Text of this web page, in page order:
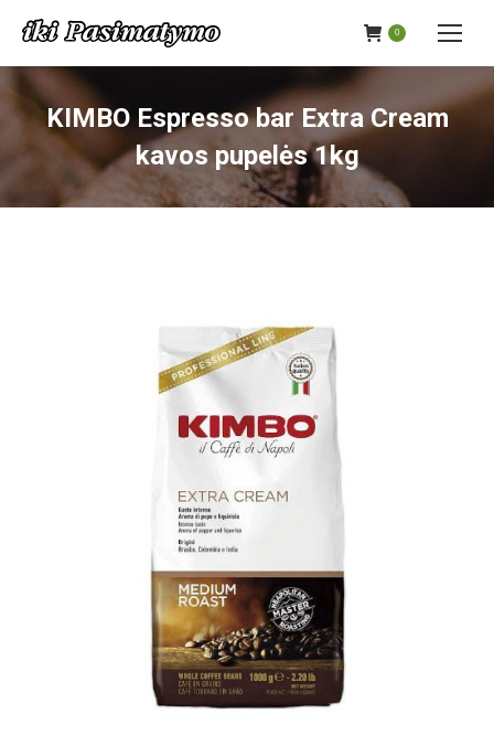
0
KIMBO Espresso bar Extra Cream
kavos pupelės 1kg